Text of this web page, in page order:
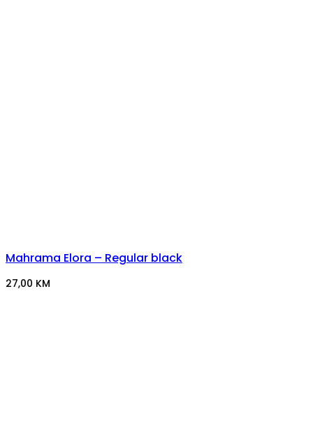
Mahrama Elora – Regular black
27,00 KM